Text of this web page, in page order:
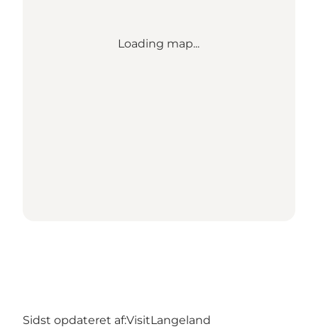
Loading map...
Sidst opdateret af:VisitLangeland